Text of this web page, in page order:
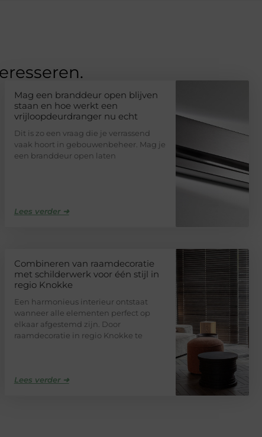
Mag een branddeur open blijven
staan en hoe werkt een
vrijloopdeurdranger nu echt
Dit is zo een vraag die je verrassend
vaak hoort in gebouwenbeheer. Mag je
een branddeur open laten
Lees verder ➜
Combineren van raamdecoratie
met schilderwerk voor één stijl in
regio Knokke
Een harmonieus interieur ontstaat
wanneer alle elementen perfect op
elkaar afgestemd zijn. Door
raamdecoratie in regio Knokke te
Lees verder ➜